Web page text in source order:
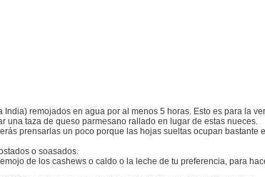
India) remojados en agua por al menos 5 horas. Esto es para la
una taza de queso parmesano rallado en lugar de estas nueces.
prensarlas un poco porque las hojas sueltas ocupan bastante
o soasados.
de los cashews o caldo o la leche de tu preferencia, para